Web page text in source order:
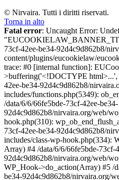
© Nirvaira. Tutti i diritti riservati.
Torna in alto
Fatal error: Uncaught Error:
73cf-42ee-be34-92d4c9d862b8/
content/plugins/eucookielaw/
trace: #0 [internal function]:
>buffering('<!DOCTYPE html>...',
42ee-be34-92d4c9d862b8/
includes/functions.php(5349):
/data/6/6/66fe5bde-73cf-42ee-be34-
92d4c9d862b8/nirvaira.org/web/
hook.php(310):
73cf-42ee-be34-92d4c9d862b8/
includes/class-wp-hook.php(334):
Array) #4 /data/6/6/66fe5bde-73cf-
92d4c9d862b8/nirvaira.org/web/
WP_Hook->do_action(Array) #5 /
be34-92d4c9d862b8/nirvaira.org/